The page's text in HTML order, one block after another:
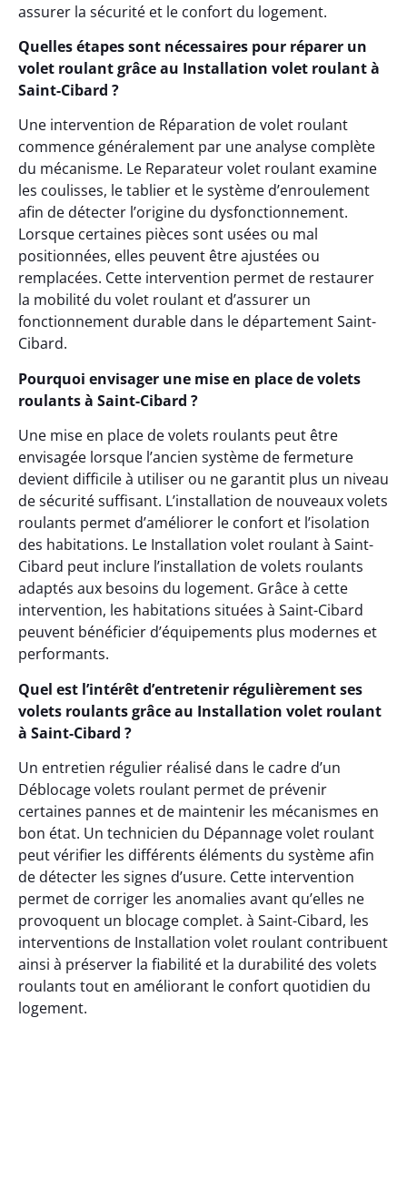
assurer la sécurité et le confort du logement.
Quelles étapes sont nécessaires pour réparer un
volet roulant grâce au Installation volet roulant à
Saint-Cibard ?
Une intervention de Réparation de volet roulant
commence généralement par une analyse complète
du mécanisme. Le Reparateur volet roulant examine
les coulisses, le tablier et le système d’enroulement
afin de détecter l’origine du dysfonctionnement.
Lorsque certaines pièces sont usées ou mal
positionnées, elles peuvent être ajustées ou
remplacées. Cette intervention permet de restaurer
la mobilité du volet roulant et d’assurer un
fonctionnement durable dans le département Saint-
Cibard.
Pourquoi envisager une mise en place de volets
roulants à Saint-Cibard ?
Une mise en place de volets roulants peut être
envisagée lorsque l’ancien système de fermeture
devient difficile à utiliser ou ne garantit plus un niveau
de sécurité suffisant. L’installation de nouveaux volets
roulants permet d’améliorer le confort et l’isolation
des habitations. Le Installation volet roulant à Saint-
Cibard peut inclure l’installation de volets roulants
adaptés aux besoins du logement. Grâce à cette
intervention, les habitations situées à Saint-Cibard
peuvent bénéficier d’équipements plus modernes et
performants.
Quel est l’intérêt d’entretenir régulièrement ses
volets roulants grâce au Installation volet roulant
à Saint-Cibard ?
Un entretien régulier réalisé dans le cadre d’un
Déblocage volets roulant permet de prévenir
certaines pannes et de maintenir les mécanismes en
bon état. Un technicien du Dépannage volet roulant
peut vérifier les différents éléments du système afin
de détecter les signes d’usure. Cette intervention
permet de corriger les anomalies avant qu’elles ne
provoquent un blocage complet. à Saint-Cibard, les
interventions de Installation volet roulant contribuent
ainsi à préserver la fiabilité et la durabilité des volets
roulants tout en améliorant le confort quotidien du
logement.